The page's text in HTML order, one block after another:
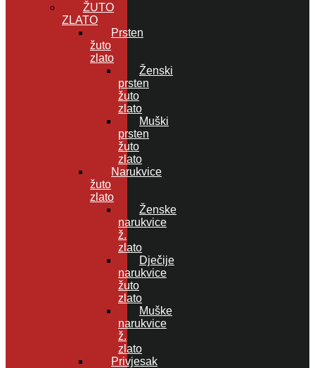
ŽUTO
ZLATO
Prsten
žuto
zlato
Ženski
prsten
žuto
zlato
Muški
prsten
žuto
zlato
Narukvice
žuto
zlato
Ženske
narukvice
ž.
zlato
Dječije
narukvice
žuto
zlato
Muške
narukvice
ž.
zlato
Privjesak